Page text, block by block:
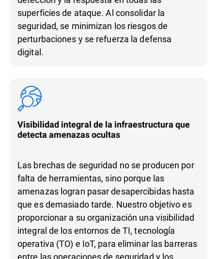
superficies de ataque. Al consolidar la
seguridad, se minimizan los riesgos de
perturbaciones y se refuerza la defensa
digital.
Visibilidad integral de la infraestructura que
detecta amenazas ocultas
Las brechas de seguridad no se producen por
falta de herramientas, sino porque las
amenazas logran pasar desapercibidas hasta
que es demasiado tarde. Nuestro objetivo es
proporcionar a su organización una visibilidad
integral de los entornos de TI, tecnología
operativa (TO) e IoT, para eliminar las barreras
entre las operaciones de seguridad y los